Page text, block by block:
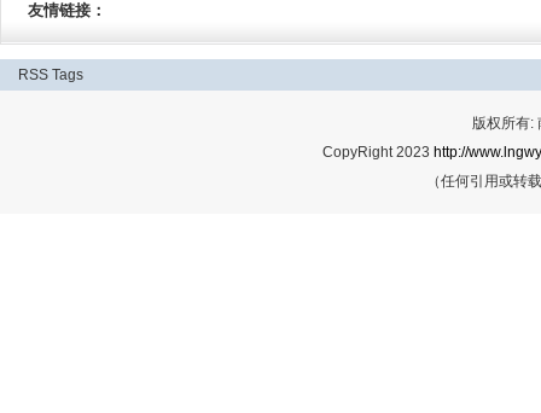
友情链接：
RSS Tags
版权所有:
CopyRight 2023 http://
（任何引用或转